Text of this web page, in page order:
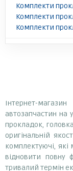
Комплекти
Комплекти
Комплекти
Інтернет-
автозапчастин на
прокладок,
оригінальній
комплектуючі, які
відновити повну
тривалий термін